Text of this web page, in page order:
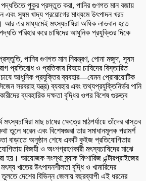
পদ্ধতিতে পুকুর প্রস্তুত করা, পানির গুণগত মান বজায়
এবং সুষম খাদ্য প্রয়োগের মাধ্যমে উৎপাদন খরচ
এর মাধ্যমেই মৎস্যচাষিরা অধিক লাভবান হতে
পরিহার করে চাষিদের আধুনিক প্রযুক্তির দিকে
পানির গুণগত মান নিয়ন্ত্রণ, পোনা মজুদ, সুষম
প্রতিরোধ ও প্রতিকার বিষয়ে চাষিদের বিস্তারিত
চাষে আধুনিক প্রযুক্তির ব্যবহার—যেমন প্রোবায়োটিক
সরবরাহ যন্ত্র) ব্যবহার এবং তথ্যপ্রযুক্তিনির্ভর পানি
ব্যবহারিক দক্ষতা বৃদ্ধির ওপর বিশেষ গুরুত্ব
মাছ চাষের ক্ষেত্রে মাঠপর্যায়ে তাঁদের বাস্তব
তুলে ধরেন এবং বিশেষজ্ঞরা তার সমাধানমূলক পরামর্শ
বাড়াতে অনুষ্ঠান শেষে একটি কুইজ প্রতিযোগিতার
বিজয়ী ও অংশগ্রহণকারী মৎস্যচাষিদের মাঝে
হয়। আয়োজক সংস্থা ব্র্যাক ফিশারিজ এন্টারপ্রাইজের
খাতের উৎপাদনশীলতা বৃদ্ধি ও খামারিদের
তুলতে দেশের বিভিন্ন জেলায় বছরব্যাপী এই ধরনের